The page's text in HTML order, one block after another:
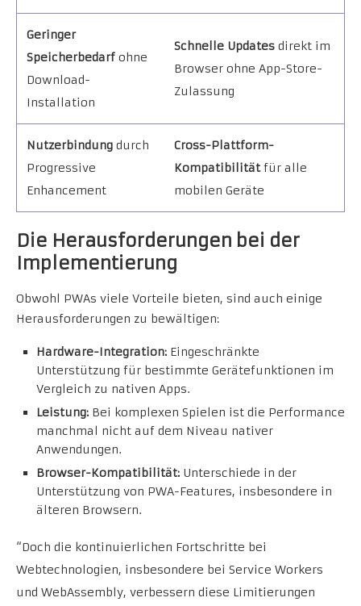
Geringer
Speicherbedarf ohne
Download-
Installation
Schnelle Updates direkt im
Browser ohne App-Store-
Zulassung
Nutzerbindung durch
Progressive
Enhancement
Cross-Plattform-
Kompatibilitätfür alle
mobilen Geräte
Die Herausforderungen bei der
Implementierung
Obwohl PWAs viele Vorteile bieten, sind auch einige
Herausforderungen zu bewältigen:
Hardware-Integration: Eingeschränkte
Unterstützung für bestimmte Gerätefunktionen im
Vergleich zu nativen Apps.
Leistung: Bei komplexen Spielen ist die Performance
manchmal nicht auf dem Niveau nativer
Anwendungen.
Browser-Kompatibilität: Unterschiede in der
Unterstützung von PWA-Features, insbesondere in
älteren Browsern.
“Doch die kontinuierlichen Fortschritte bei
Webtechnologien, insbesondere bei Service Workers
und WebAssembly, verbessern diese Limitierungen